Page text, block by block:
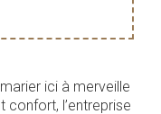
ici à merveille
confort, l’entreprise